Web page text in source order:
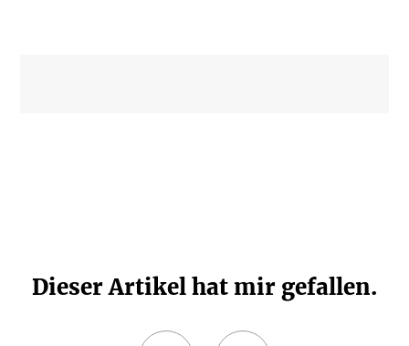
Dieser Artikel hat mir gefallen.